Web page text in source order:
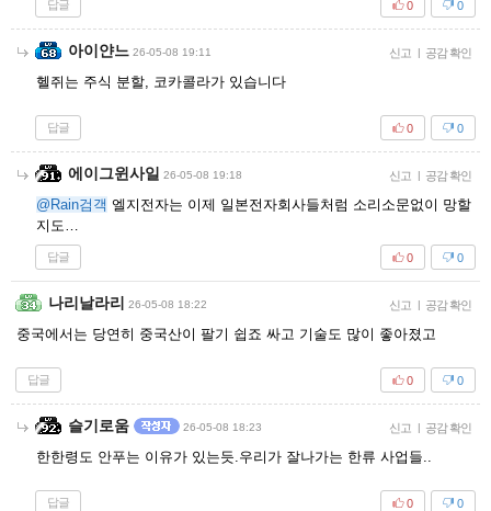
답글 0
0
아이얀느 26-05-08 19:11 신고 공감 확인
헬쥐는 주식 분할, 코카콜라가 있습니다
답글 0
0
에이그윈사일 26-05-08 19:18 신고 공감 확인
@Rain검객 엘지전자는 이제 일본전자회사들처럼 소리소문없이 망할
지도…
답글 0
0
나리날라리 26-05-08 18:22 신고 공감 확인
중국에서는 당연히 중국산이 팔기 쉽죠 싸고 기술도 많이 좋아졌고
답글 0
0
슬기로움 26-05-08 18:23 신고 공감 확인
한한령도 안푸는 이유가 있는듯.우리가 잘나가는 한류 사업들..
답글 0
0